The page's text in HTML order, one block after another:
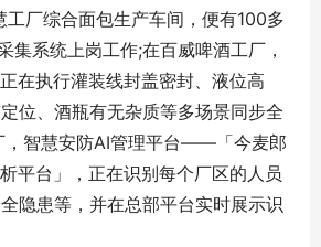
厂综合面包生产车间，便有100多
系统上岗工作;在百威啤酒工厂，
在执行灌装线封盖密封、液位高
位、酒瓶有无杂质等多场景同步全
，智慧安防AI管理平台——「今麦郎
平台」，正在识别每个厂区的人员
隐患等，并在总部平台实时展示识